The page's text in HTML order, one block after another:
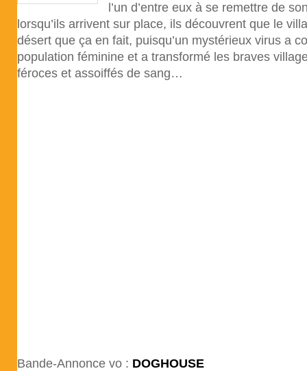
l’un d’entre eux à se remettre de
lorsqu’ils arrivent sur place, ils découvrent que le
désert que ça en fait, puisqu’un mystérieux virus a
population féminine et a transformé les braves
féroces et assoiffés de sang…
Bande-Annonce vo : DOGHOUSE